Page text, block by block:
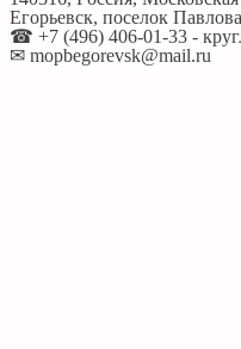
Егорьевск, поселок
☎ +7 (496) 406-01-33 -
✉ mopbegorevsk@mail.ru